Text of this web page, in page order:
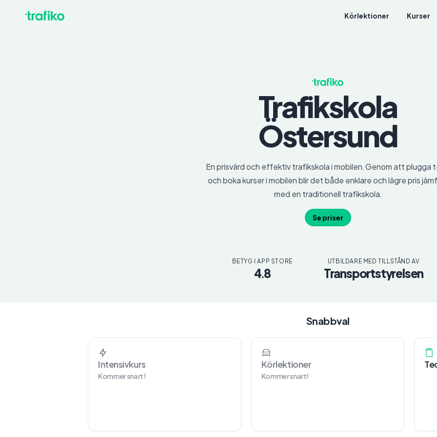
Körlektioner Kurser
Trafikskola
Östersund
En prisvärd och effektiv trafikskola i mobilen. Genom att plugga
och boka kurser i mobilen blir det både enklare och lägre pris
med en traditionell trafikskola.
Se priser
BETYG I APP STORE
4.8
UTBILDARE MED TILLSTÅND AV
Transportstyrelsen
Snabbval
Intensivkurs
Kommer snart!
Körlektioner
Kommer snart!